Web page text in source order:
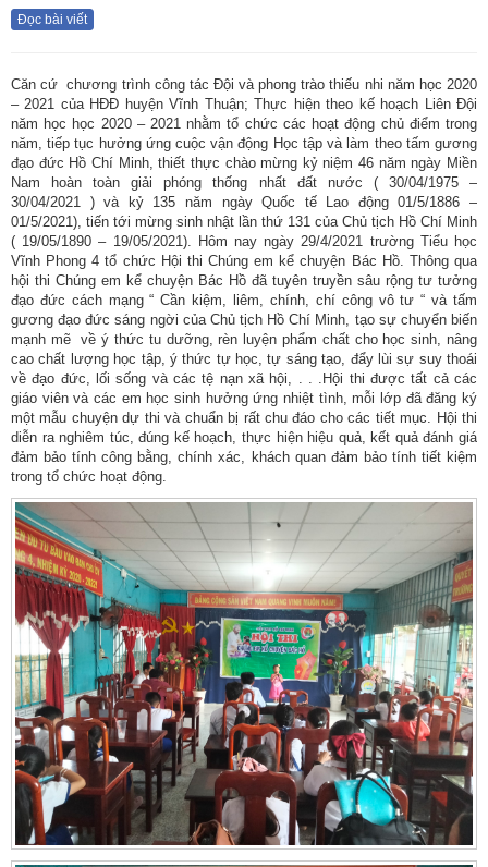
Đọc bài viết
Căn cứ chương trình công tác Đội và phong trào thiếu nhi năm học 2020
– 2021 của HĐĐ huyện Vĩnh Thuận; Thực hiện theo kế hoạch Liên Đội
năm học học 2020 – 2021 nhằm tổ chức các hoạt động chủ điểm trong
năm, tiếp tục hưởng ứng cuộc vận động Học tập và làm theo tấm gương
đạo đức Hồ Chí Minh, thiết thực chào mừng kỷ niệm 46 năm ngày Miền
Nam hoàn toàn giải phóng thống nhất đất nước ( 30/04/1975 –
30/04/2021 ) và kỷ 135 năm ngày Quốc tế Lao động 01/5/1886 –
01/5/2021), tiến tới mừng sinh nhật lần thứ 131 của Chủ tịch Hồ Chí Minh
( 19/05/1890 – 19/05/2021). Hôm nay ngày 29/4/2021 trường Tiểu học
Vĩnh Phong 4 tổ chức Hội thi Chúng em kể chuyện Bác Hồ. Thông qua
hội thi Chúng em kể chuyện Bác Hồ đã tuyên truyền sâu rộng tư tưởng
đạo đức cách mạng “ Cần kiệm, liêm, chính, chí công vô tư “ và tấm
gương đạo đức sáng ngời của Chủ tịch Hồ Chí Minh, tạo sự chuyển biến
mạnh mẽ về ý thức tu dưỡng, rèn luyện phẩm chất cho học sinh, nâng
cao chất lượng học tập, ý thức tự học, tự sáng tạo, đẩy lùi sự suy thoái
về đạo đức, lối sống và các tệ nạn xã hội, . . .Hội thi được tất cả các
giáo viên và các em học sinh hưởng ứng nhiệt tình, mỗi lớp đã đăng ký
một mẫu chuyện dự thi và chuẩn bị rất chu đáo cho các tiết mục. Hội thi
diễn ra nghiêm túc, đúng kế hoạch, thực hiện hiệu quả, kết quả đánh giá
đảm bảo tính công bằng, chính xác, khách quan đảm bảo tính tiết kiệm
trong tổ chức hoạt động.